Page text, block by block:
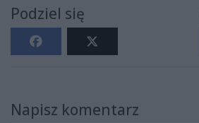
Podziel się
Napisz komentarz